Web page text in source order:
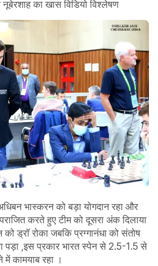
का खास विडियो विश्लेषण
भास्करन को बड़ा योगदान रहा और
पराजित करते हुए टीम को दूसरा अंक दिलाया
ड्रॉ रोका जबकि प्रग्गानंधा को संतोष
पड़ा ,इस प्रकार भारत स्पेन से 2.5-1.5 से
में कामयाब रहा ।